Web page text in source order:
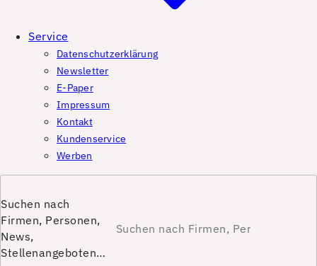
Service
Datenschutzerklärung
Newsletter
E-Paper
Impressum
Kontakt
Kundenservice
Werben
Suchen nach
Firmen, Personen,
News,
Stellenangeboten…